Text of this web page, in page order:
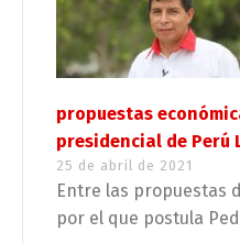
propuestas
presidencial de Perú
25 de abril de 2021
Entre las propuestas
por el que postula